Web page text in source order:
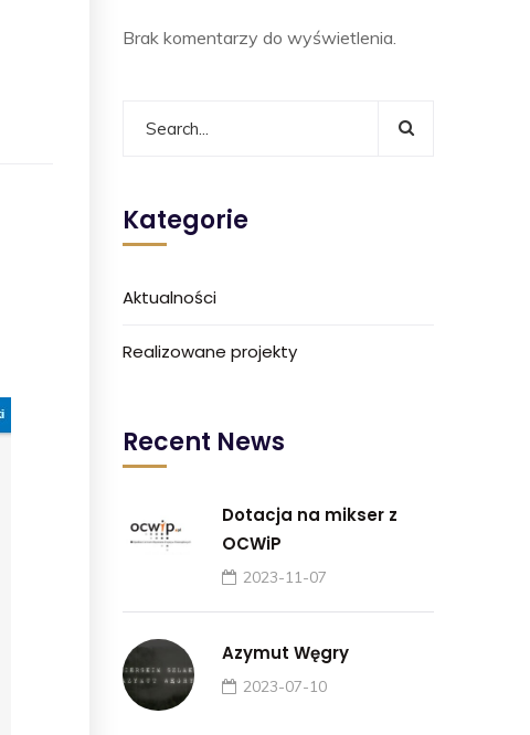
Brak komentarzy do wyświetlenia.
Kategorie
Aktualności
Realizowane projekty
Recent News
Dotacja na mikser z
OCWiP
2023-11-07
Azymut Węgry
2023-07-10